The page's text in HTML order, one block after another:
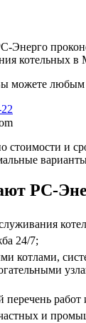
Энерго
котельных
можете любым
стоимости и
РС-
24/7;
котлами,
работ
и